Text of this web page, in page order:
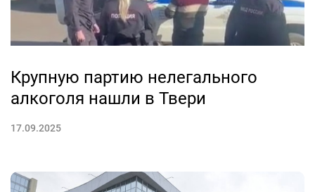
Крупную партию нелегального
алкоголя нашли в Твери
17.09.2025